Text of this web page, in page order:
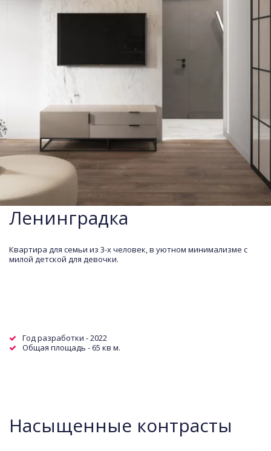
Ленинградка
Квартира для семьи из 3-х человек, в уютном минимализме с
милой детской для девочки.
Год разработки - 2022
Общая площадь - 65 кв м.
Насыщенные контрасты